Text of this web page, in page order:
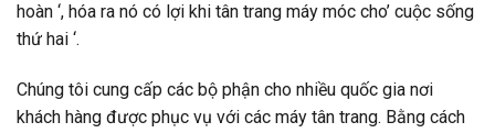
hoàn ‘, hóa ra nó có lợi khi tân trang máy móc cho’ cuộc sống
thứ hai ‘.
Chúng tôi cung cấp các bộ phận cho nhiều quốc gia nơi
khách hàng được phục vụ với các máy tân trang. Bằng cách